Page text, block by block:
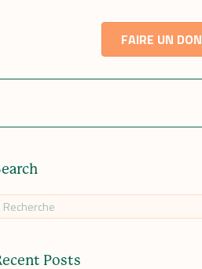
FAIRE UN DON
Posts